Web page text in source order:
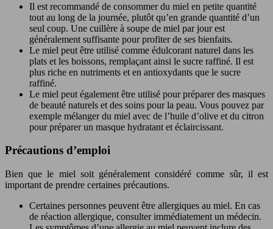
Il est recommandé de consommer du miel en petite quantité
tout au long de la journée, plutôt qu’en grande quantité d’un
seul coup. Une cuillère à soupe de miel par jour est
généralement suffisante pour profiter de ses bienfaits.
Le miel peut être utilisé comme édulcorant naturel dans les
plats et les boissons, remplaçant ainsi le sucre raffiné. Il est
plus riche en nutriments et en antioxydants que le sucre
raffiné.
Le miel peut également être utilisé pour préparer des masques
de beauté naturels et des soins pour la peau. Vous pouvez par
exemple mélanger du miel avec de l’huile d’olive et du citron
pour préparer un masque hydratant et éclaircissant.
Précautions d’emploi
Bien que le miel soit généralement considéré comme sûr, il est
important de prendre certaines précautions.
Certaines personnes peuvent être allergiques au miel. En cas
de réaction allergique, consulter immédiatement un médecin.